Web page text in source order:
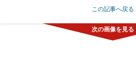
この記事へ戻る